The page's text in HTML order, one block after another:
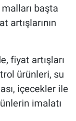
malları başta
artışlarının
fiyat artışları
ürünleri, su
içecekler ile
imalatı